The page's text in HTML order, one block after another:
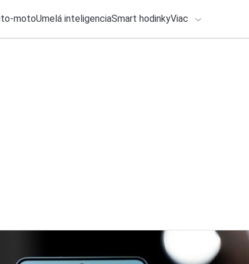
motoUmelá inteligenciaSmart hodinkyViac